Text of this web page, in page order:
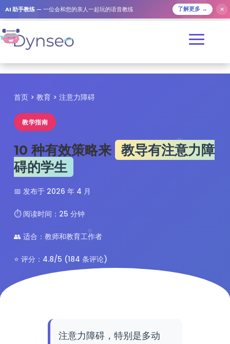
AI 助手教练 — 一位会和您的亲人一起玩的语音教练 了解更多 → ✕
首页 > 教育 > 注意力障碍
教学指南
10 种有效策略来
教导有注意力障
碍的学生
📅 发布于 2026 年 4 月
⏱️ 阅读时间：25 分钟
👥 适合：教师和教育工作者
⭐ 评分：4.8/5 (184 条评论)
注意力障碍，特别是多动